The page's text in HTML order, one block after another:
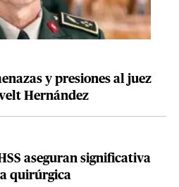
y presiones al juez
Hernández
aseguran significativa
quirúrgica